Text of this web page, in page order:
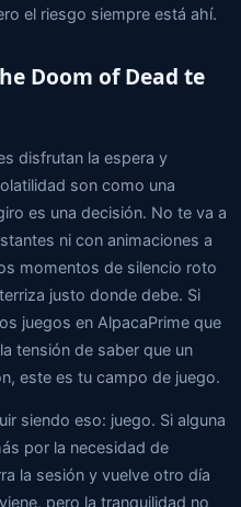
el riesgo siempre está ahí.
Doom of Dead te
disfrutan la espera y
son como una
es una decisión. No te va a
ni con animaciones a
momentos de silencio roto
justo donde debe. Si
juegos en AlpacaPrime que
tensión de saber que un
este es tu campo de juego.
siendo eso: juego. Si alguna
por la necesidad de
la sesión y vuelve otro día
pero la tranquilidad no